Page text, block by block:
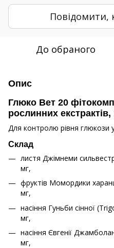
Повідомити,
До обраного
Опис
Глюко Вет 20
рослинних
Для контролю рівня глюкози
Склад
листя Джімнеми
мг,
фруктів Момордики
мг,
насіння Гуньби сінної
мг,
насіння Євгенії
мг,